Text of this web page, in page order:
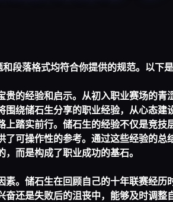
段落格式均符合你提供的规范。以下是
的经验和启示。从初入职业赛场的青
绕储石生分享的职业经验，从心态建
踏实前行。储石生的经验不仅是竞技
可操作性的参考。通过这些经验的总
而是构成了职业成功的基石。
。储石生在回顾自己的十年联赛经历
还是失败后的沮丧中，能够及时调整